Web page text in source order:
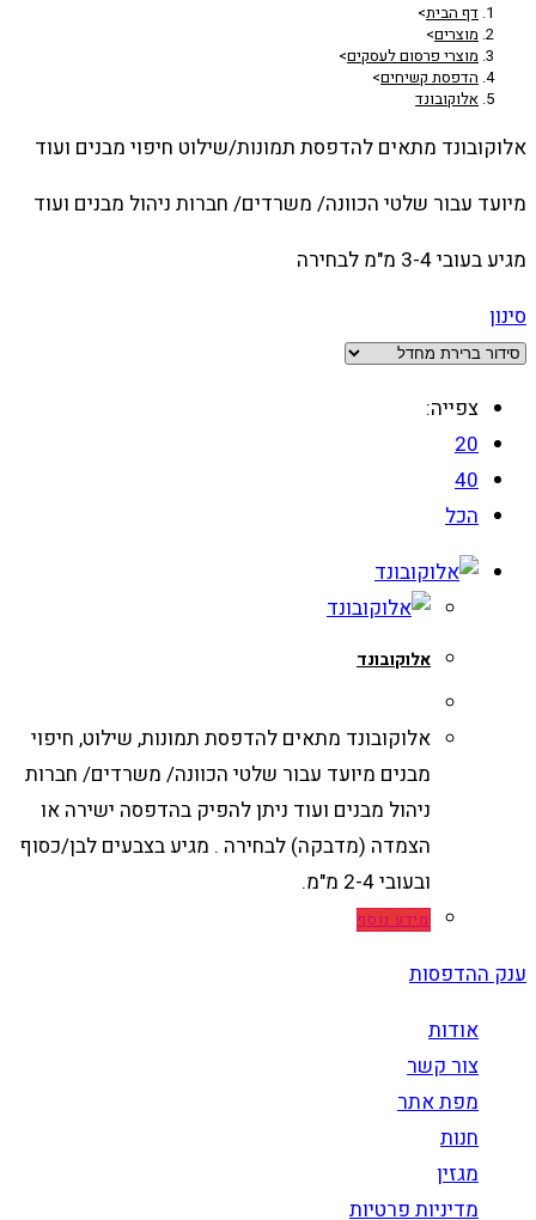
דף הבית>
מוצרים>
מוצרי פרסום לעסקים>
הדפסת קשיחים>
אלוקובונד
אלוקובונד מתאים להדפסת תמונות/שילוט חיפוי מבנים ועוד
מיועד עבור שלטי הכוונה/ משרדים/ חברות ניהול מבנים ועוד
מגיע בעובי 3-4 מ"מ לבחירה
סינון
צפייה:
20
40
הכל
אלוקובונד
אלוקובונד מתאים להדפסת תמונות, שילוט, חיפוי
מבנים מיועד עבור שלטי הכוונה/ משרדים/ חברות
ניהול מבנים ועוד ניתן להפיק בהדפסה ישירה או
הצמדה (מדבקה) לבחירה . מגיע בצבעים לבן/כסוף
ובעובי 2-4 מ"מ.
מידע נוסף
ענק ההדפסות
אודות
צור קשר
מפת אתר
חנות
מגזין
מדיניות פרטיות